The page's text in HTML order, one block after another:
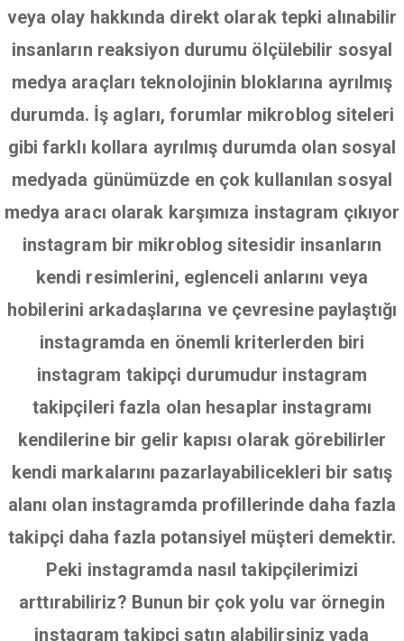
veya olay hakkında direkt olarak tepki alınabilir
insanların reaksiyon durumu ölçülebilir sosyal
medya araçları teknolojinin bloklarına ayrılmış
durumda. İş agları, forumlar mikroblog siteleri
gibi farklı kollara ayrılmış durumda olan sosyal
medyada günümüzde en çok kullanılan sosyal
medya aracı olarak karşımıza instagram çıkıyor
instagram bir mikroblog sitesidir insanların
kendi resimlerini, eglenceli anlarını veya
hobilerini arkadaşlarına ve çevresine paylaştığı
instagramda en önemli kriterlerden biri
instagram takipçi durumudur instagram
takipçileri fazla olan hesaplar instagramı
kendilerine bir gelir kapısı olarak görebilirler
kendi markalarını pazarlayabilicekleri bir satış
alanı olan instagramda profillerinde daha fazla
takipçi daha fazla potansiyel müşteri demektir.
Peki instagramda nasıl takipçilerimizi
arttırabiliriz? Bunun bir çok yolu var örnegin
instagram takipçi satın alabilirsiniz yada